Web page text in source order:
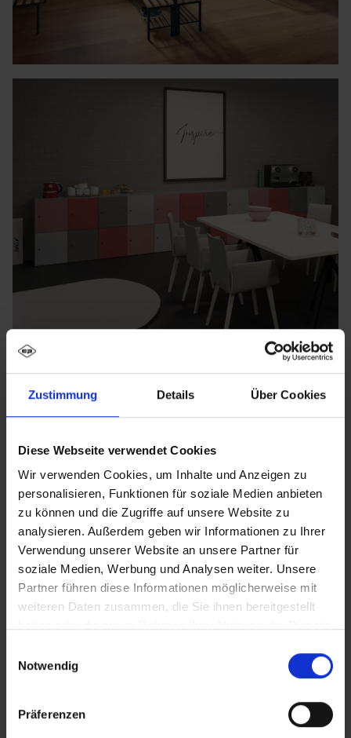
Zustimmung Details Über Cookies
Diese Webseite verwendet Cookies
Wir verwenden Cookies, um Inhalte und Anzeigen zu
personalisieren, Funktionen für soziale Medien anbieten
zu können und die Zugriffe auf unsere Website zu
analysieren. Außerdem geben wir Informationen zu Ihrer
Verwendung unserer Website an unsere Partner für
soziale Medien, Werbung und Analysen weiter. Unsere
Partner führen diese Informationen möglicherweise mit
weiteren Daten zusammen, die Sie ihnen bereitgestellt
Notwendig
Präferenzen
verrouillables C + P : la